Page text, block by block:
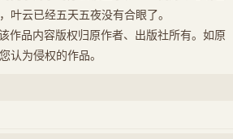
叶云已经五天五夜没有合眼了。
作品内容版权归原作者、出版社所有。如原
认为侵权的作品。